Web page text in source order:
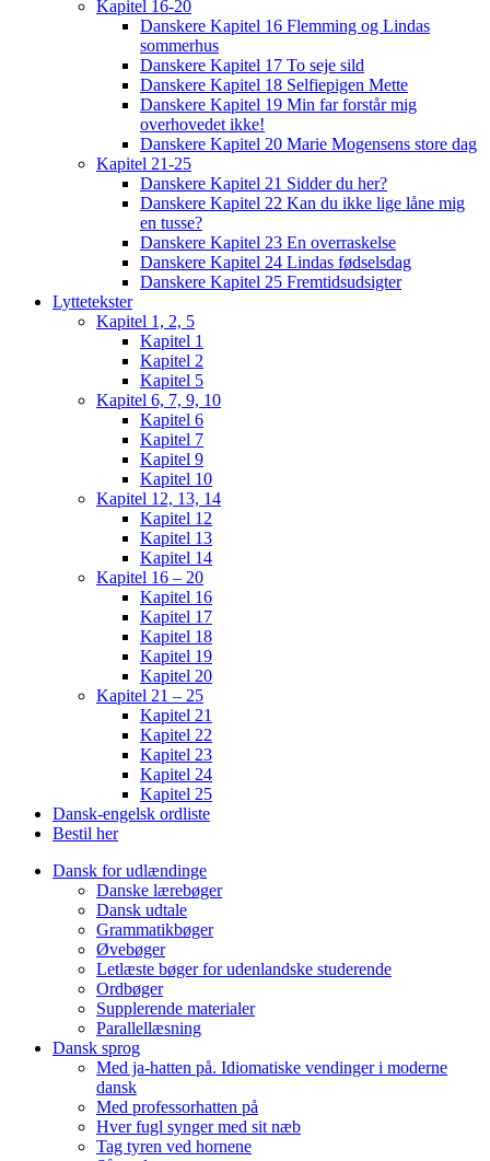
Kapitel 16-20
Danskere Kapitel 16 Flemming og Lindas
sommerhus
Danskere Kapitel 17 To seje sild
Danskere Kapitel 18 Selfiepigen Mette
Danskere Kapitel 19 Min far forstår mig
overhovedet ikke!
Danskere Kapitel 20 Marie Mogensens store dag
Kapitel 21-25
Danskere Kapitel 21 Sidder du her?
Danskere Kapitel 22 Kan du ikke lige låne mig
en tusse?
Danskere Kapitel 23 En overraskelse
Danskere Kapitel 24 Lindas fødselsdag
Danskere Kapitel 25 Fremtidsudsigter
Lyttetekster
Kapitel 1, 2, 5
Kapitel 1
Kapitel 2
Kapitel 5
Kapitel 6, 7, 9, 10
Kapitel 6
Kapitel 7
Kapitel 9
Kapitel 10
Kapitel 12, 13, 14
Kapitel 12
Kapitel 13
Kapitel 14
Kapitel 16 – 20
Kapitel 16
Kapitel 17
Kapitel 18
Kapitel 19
Kapitel 20
Kapitel 21 – 25
Kapitel 21
Kapitel 22
Kapitel 23
Kapitel 24
Kapitel 25
Dansk-engelsk ordliste
Bestil her
Dansk for udlændinge
Danske lærebøger
Dansk udtale
Grammatikbøger
Øvebøger
Letlæste bøger for udenlandske studerende
Ordbøger
Supplerende materialer
Parallellæsning
Dansk sprog
Med ja-hatten på. Idiomatiske vendinger i moderne
dansk
Med professorhatten på
Hver fugl synger med sit næb
Tag tyren ved hornene